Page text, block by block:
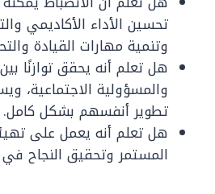
تحسين الأداء الأكاديمي
وتنمية مهارات القيادة
هل تعلم أنه يحقق توازنًا
والمسؤولية الاجتماعية،
تطوير أنفسهم بشكل كامل.
هل تعلم أنه يعمل على
المستمر وتحقيق النجاح في